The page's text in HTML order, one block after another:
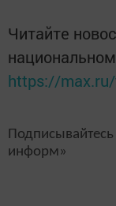
Читайте
https://
информ»